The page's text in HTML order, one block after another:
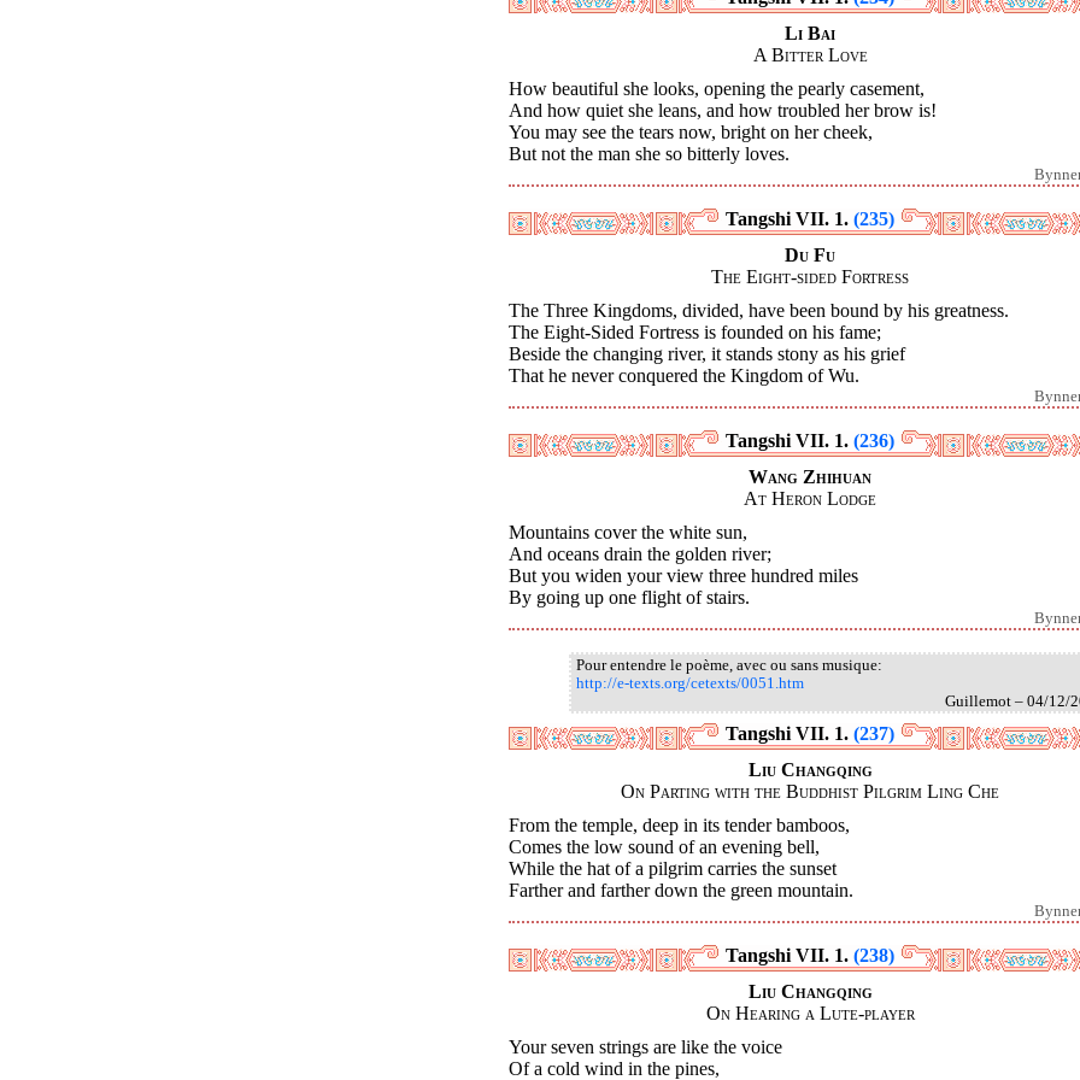
Li Bai
A Bitter Love
How beautiful she looks, opening the pearly casement,
And how quiet she leans, and how troubled her brow is!
You may see the tears now, bright on her cheek,
But not the man she so bitterly loves.
Tangshi VII. 1. (235)
Du Fu
The Eight-sided Fortress
The Three Kingdoms, divided, have been bound by his greatness.
The Eight-Sided Fortress is founded on his fame;
Beside the changing river, it stands stony as his grief
That he never conquered the Kingdom of Wu.
Tangshi VII. 1. (236)
Wang Zhihuan
At Heron Lodge
Mountains cover the white sun,
And oceans drain the golden river;
But you widen your view three hundred miles
By going up one flight of stairs.
Pour entendre le poème, avec ou sans musique:
http://e-texts.org/cetexts/0051.htm
Guillemot – 04/12/
Tangshi VII. 1. (237)
Liu Changqing
On Parting with the Buddhist Pilgrim Ling Che
From the temple, deep in its tender bamboos,
Comes the low sound of an evening bell,
While the hat of a pilgrim carries the sunset
Farther and farther down the green mountain.
Tangshi VII. 1. (238)
Liu Changqing
On Hearing a Lute-player
Your seven strings are like the voice
Of a cold wind in the pines,